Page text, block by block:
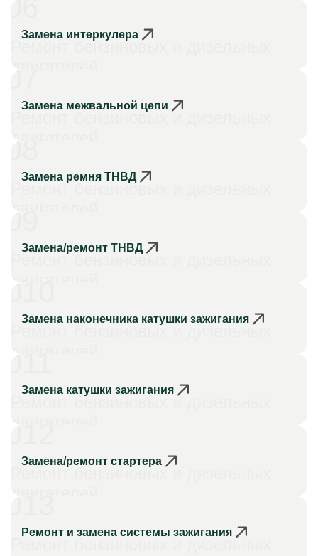
Ремонт бензиновых и дизельных
Замена интеркулера
Ремонт бензиновых и дизельных
Замена межвальной цепи
Ремонт бензиновых и дизельных
Замена ремня ТНВД
Ремонт бензиновых и дизельных
Замена/ремонт ТНВД
Ремонт бензиновых и дизельных
Замена наконечника катушки зажигания
Ремонт бензиновых и дизельных
Замена катушки зажигания
Ремонт бензиновых и дизельных
Замена/ремонт стартера
Ремонт бензиновых и дизельных
Ремонт и замена системы зажигания